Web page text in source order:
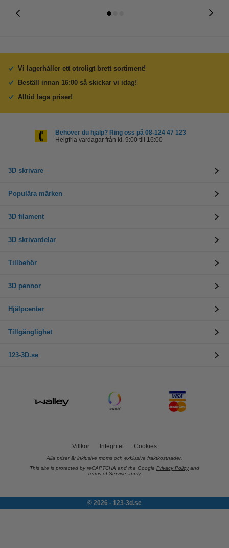
Vi lagerhåller ett otroligt brett sortiment!
Beställ innan 16:00 så skickar vi idag!
Alltid låga priser!
Behöver du hjälp? Ring oss på 08-124 47 123
Helgfria vardagar från kl. 9:00 till 16:00
3D skrivare
Populära märken
3D filament
3D skrivardelar
Tillbehör
3D pennor
Hjälpcenter
Tillgänglighet
123-3D.se
Villkor Integritet Cookies
Alla priser är inklusive moms och exklusive fraktkostnader.
This site is protected by reCAPTCHA and the Google Privacy Policy and
Terms of Service apply.
© 2026 - 123-3d.se